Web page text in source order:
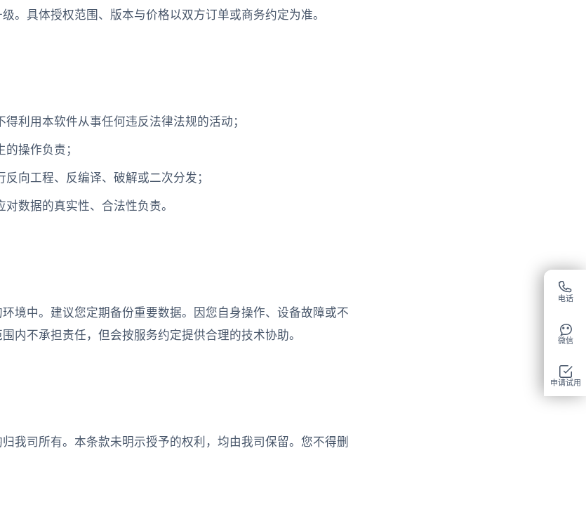
。具体授权范围、版本与价格以双方订单或商务约定为准。
利用本软件从事任何违反法律法规的活动；
操作负责；
向工程、反编译、破解或二次分发；
数据的真实性、合法性负责。
境中。建议您定期备份重要数据。因您自身操作、设备故障或不
内不承担责任，但会按服务约定提供合理的技术协助。
我司所有。本条款未明示授予的权利，均由我司保留。您不得删
电话
微信
申请试用